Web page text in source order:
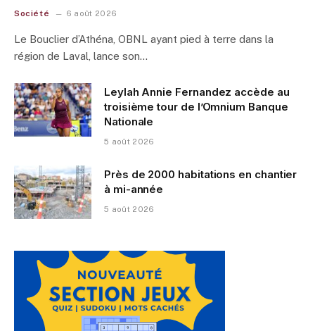
Société 6 août 2026
Le Bouclier d’Athéna, OBNL ayant pied à terre dans la
région de Laval, lance son…
Leylah Annie Fernandez accède au
troisième tour de l’Omnium Banque
Nationale
5 août 2026
Près de 2000 habitations en chantier
à mi-année
5 août 2026